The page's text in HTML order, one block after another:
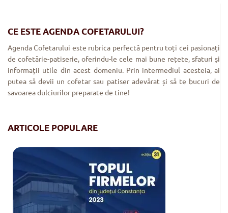
CE ESTE AGENDA COFETARULUI?
Agenda Cofetarului este rubrica perfectă pentru toți cei pasionați
de cofetărie-patiserie, oferindu-le cele mai bune rețete, sfaturi și
informații utile din acest domeniu. Prin intermediul acesteia, ai
putea să devii un cofetar sau patiser adevărat și să te bucuri de
savoarea dulciurilor preparate de tine!
ARTICOLE POPULARE